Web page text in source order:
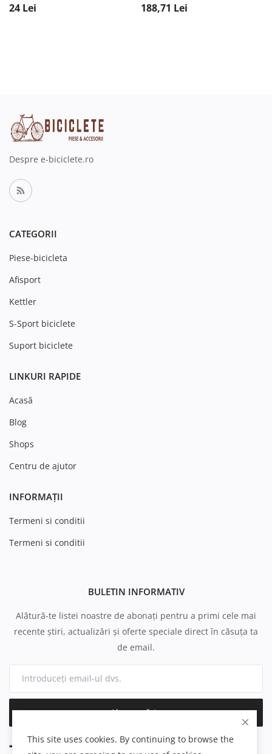
24 Lei 188,71 Lei
Despre e-biciclete.ro
CATEGORII
Piese-bicicleta
Afisport
Kettler
S-Sport biciclete
Suport biciclete
LINKURI RAPIDE
Acasă
Blog
Shops
Centru de ajutor
INFORMAȚII
Termeni si conditii
Termeni si conditii
BULETIN INFORMATIV
Alătură-te listei noastre de abonați pentru a primi cele mai
recente știri, actualizări și oferte speciale direct în căsuța ta
de email.
Abonează-te
This site uses cookies. By continuing to browse the